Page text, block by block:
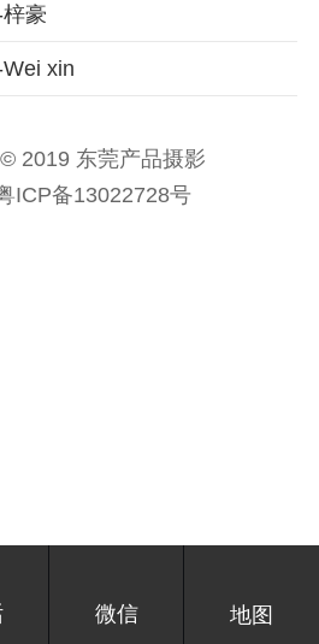
豪
xin
2019 东莞产品摄影
ICP备13022728号
微信 地图